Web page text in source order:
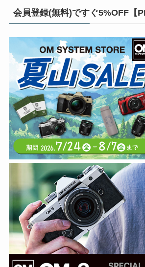
会員登録(無料)ですぐ5%OFF【